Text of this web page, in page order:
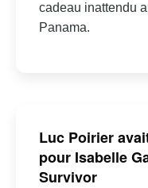
cadeau inattendu
Panama.
Luc Poirier
pour Isabelle
Survivor